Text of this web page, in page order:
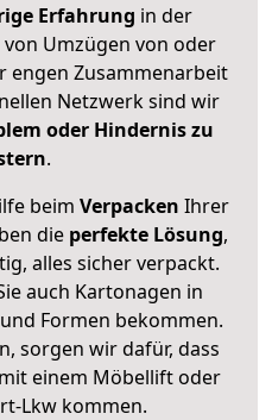
Erfahrung in der
Umzügen von oder
engen Zusammenarbeit
Netzwerk sind wir
oder Hindernis zu
.
beim Verpacken Ihrer
die perfekte Lösung,
alles sicher verpackt.
auch Kartonagen in
Formen bekommen.
sorgen wir dafür, dass
einem Möbellift oder
Lkw kommen.